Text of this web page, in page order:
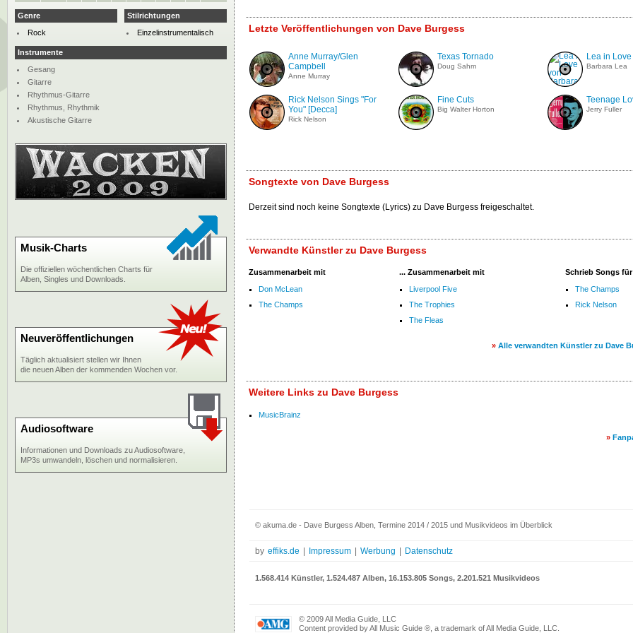
Letzte Veröffentlichungen von Dave Burgess
Anne Murray/Glen
Campbell
Anne Murray
Texas Tornado
Doug Sahm
Lea in Love
Barbara Lea
Rick Nelson Sings "For
You" [Decca]
Rick Nelson
Fine Cuts
Big Walter Horton
Teenage
Jerry Fuller
Songtexte von Dave Burgess
Derzeit sind noch keine Songtexte (Lyrics) zu Dave Burgess freigeschaltet.
Verwandte Künstler zu Dave Burgess
Zusammenarbeit mit
Don McLean
The Champs
... Zusammenarbeit mit
Liverpool Five
The Trophies
The Fleas
Schrieb Songs für
The Champs
Rick Nelson
» Alle verwandten Künstler zu Dave
Weitere Links zu Dave Burgess
MusicBrainz
»
Genre
Rock
Stilrichtungen
Einzelinstrumentalisch
Instrumente
Gesang
Gitarre
Rhythmus-Gitarre
Rhythmus, Rhythmik
Akustische Gitarre
Musik-Charts
Die offiziellen wöchentlichen Charts für
Alben, Singles und Downloads.
Neuveröffentlichungen
Täglich aktualisiert stellen wir Ihnen
die neuen Alben der kommenden Wochen vor.
Audiosoftware
Informationen und Downloads zu Audiosoftware,
MP3s umwandeln, löschen und normalisieren.
© akuma.de - Dave Burgess Alben, Termine 2014 / 2015 und Musikvideos im Überblick
by effiks.de Impressum Werbung Datenschutz
1.568.414 Künstler, 1.524.487 Alben, 16.153.805 Songs, 2.201.521 Musikvideos
© 2009 All Media Guide, LLC
Content provided by All Music Guide ®, a trademark of All Media Guide, LLC.